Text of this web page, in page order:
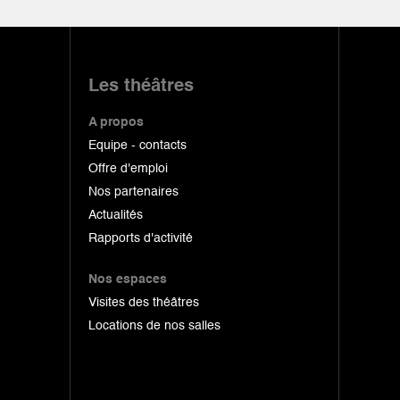
Les théâtres
A propos
Equipe - contacts
Offre d'emploi
Nos partenaires
Actualités
Rapports d'activité
Nos espaces
Visites des théâtres
Locations de nos salles